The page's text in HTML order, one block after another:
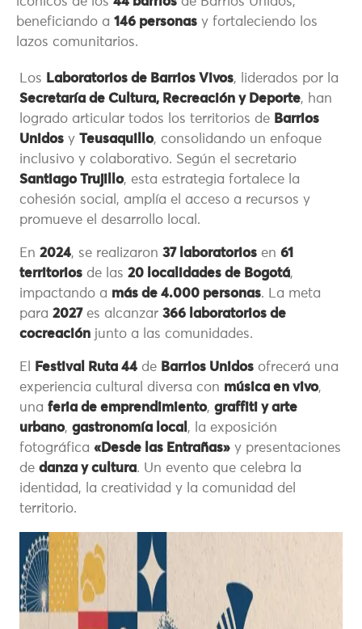
beneficiando a 146 personas y fortaleciendo los
lazos comunitarios.
Los Laboratorios de Barrios Vivos, liderados por la
Secretaría de Cultura, Recreación y Deporte, han
logrado articular todos los territorios de Barrios
Unidos y Teusaquillo, consolidando un enfoque
inclusivo y colaborativo. Según el secretario
Santiago Trujillo, esta estrategia fortalece la
cohesión social, amplía el acceso a recursos y
promueve el desarrollo local.
En 2024, se realizaron 37 laboratorios en 61
territorios de las 20 localidades de Bogotá,
impactando a más de 4.000 personas. La meta
para 2027es alcanzar 366 laboratorios de
cocreación junto a las comunidades.
El Festival Ruta 44 de Barrios Unidos ofrecerá una
experiencia cultural diversa con música en vivo,
una feria de emprendimiento, graffiti y arte
urbano, gastronomía local , la exposición
fotográfica «Desde las Entrañas» y presentaciones
de danza y cultura. Un evento que celebra la
identidad, la creatividad y la comunidad del
territorio.